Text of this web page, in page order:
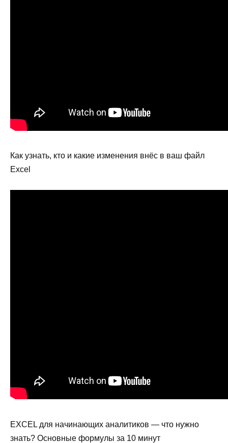
Как узнать, кто и какие изменения внёс в ваш файл
Excel
EXCEL для начинающих аналитиков — что нужно
знать? Основные формулы за 10 минут